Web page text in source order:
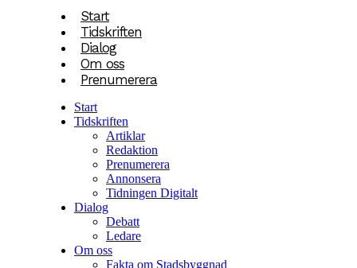
Start
Tidskriften
Dialog
Om oss
Prenumerera
Start
Tidskriften
Artiklar
Redaktion
Prenumerera
Annonsera
Tidningen Digitalt
Dialog
Debatt
Ledare
Om oss
Fakta om Stadsbyggnad